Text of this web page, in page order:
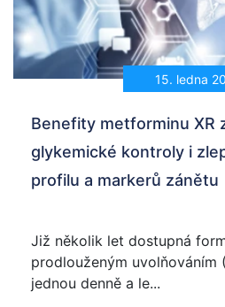
15. ledna
Benefity metforminu XR
glykemické kontroly i
profilu a markerů zánětu
Již několik let dostupná
prodlouženým uvolňováním
jednou denně a le...